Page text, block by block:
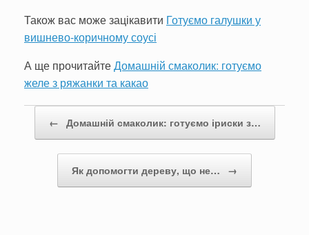
Також вас може зацікавити Готуємо галушки у
вишнево-коричному соусі
А ще прочитайтеДомашній смаколик: готуємо
желе з ряжанки та какао
← Домашній смаколик: готуємо іриски з…
Як допомогти дереву, що не… →